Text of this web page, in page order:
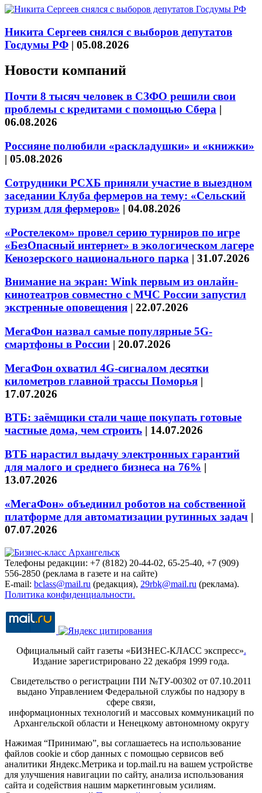
Никита Сергеев снялся с выборов депутатов
Госдумы РФ | 05.08.2026
Новости компаний
Почти 8 тысяч человек в СЗФО решили свои
проблемы с кредитами с помощью Сбера |
06.08.2026
Россияне полюбили «раскладушки» и «книжки»
| 05.08.2026
Сотрудники РСХБ приняли участие в выездном
заседании Клуба фермеров на тему: «Сельский
туризм для фермеров» | 04.08.2026
«Ростелеком» провел серию турниров по игре
«БезОпасный интернет» в экологическом лагере
Кенозерского национального парка | 31.07.2026
Внимание на экран: Wink первым из онлайн-
кинотеатров совместно с МЧС России запустил
экстренные оповещения | 22.07.2026
МегаФон назвал самые популярные 5G-
смартфоны в России | 20.07.2026
МегаФон охватил 4G-сигналом десятки
километров главной трассы Поморья |
17.07.2026
ВТБ: заёмщики стали чаще покупать готовые
частные дома, чем строить | 14.07.2026
ВТБ нарастил выдачу электронных гарантий
для малого и среднего бизнеса на 76% |
13.07.2026
«МегаФон» объединил роботов на собственной
платформе для автоматизации рутинных задач |
07.07.2026
Телефоны редакции: +7 (8182) 20-44-02, 65-25-40, +7 (909)
556-2850 (реклама в газете и на сайте)
E-mail: bclass@mail.ru (редакция), 29rbk@mail.ru (реклама).
Политика конфиденциальности.
Официальный сайт газеты «БИЗНЕС-КЛАСС экспресс».
Издание зарегистрировано 22 декабря 1999 года.
Свидетельство о регистрации ПИ №ТУ-00302 от 07.10.2011
выдано Управлением Федеральной службы по надзору в
сфере связи,
информационных технологий и массовых коммуникаций по
Архангельской области и Ненецкому автономному округу
Нажимая “Принимаю”, вы соглашаетесь на использование
файлов cookie и сбор данных с помощью сервисов веб
аналитики Яндекс.Метрика и top.mail.ru на вашем устройстве
для улучшения навигации по сайту, анализа использования
сайта и содействия нашим маркетинговым усилиям.